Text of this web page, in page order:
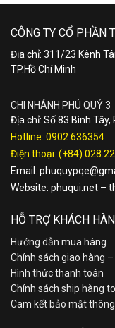
CÔNG TY CỔ PHẦN
Địa chỉ: 311/23 Kênh
TP.Hồ Chí Minh
CHI NHÁNH PHÚ QUÝ 3
Địa chỉ: Số 83 Bình Tây,
Hotline: 0902.636354
Điện thoại: (+84)
Email:
Website: phuqui.net –
HỖ TRỢ KHÁCH
Hướng dẫn mua hàng
Chính sách giao hàng
Hình thức thanh toán
Chính sách ship hàng
Cam kết bảo mật